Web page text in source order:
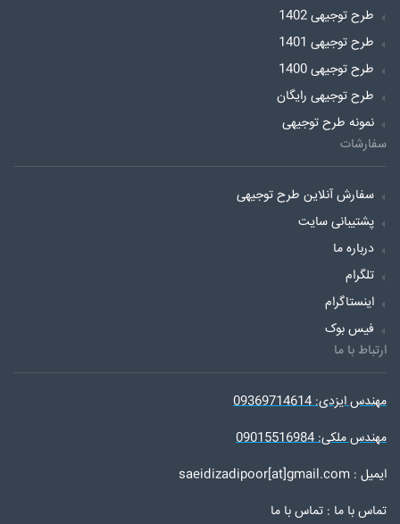
طرح توجیهی 1402
طرح توجیهی 1401
طرح توجیهی 1400
طرح توجیهی رایگان
نمونه طرح توجیهی
سفارشات
سفارش آنلاین طرح توجیهی
پشتیبانی سایت
درباره ما
تلگرام
اینستاگرام
فیس بوک
ارتباط با ما
مهندس ایزدی: 09369714614
مهندس ملکی: 09015516984
ایمیل : saeidizadipoor[at]gmail.com
تماس با ما : تماس با ما